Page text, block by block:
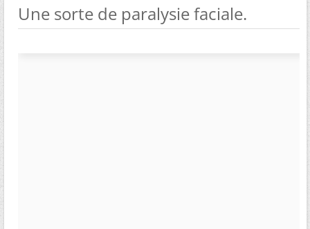
Une sorte de paralysie faciale.